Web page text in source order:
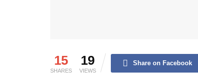
15
SHARES
19
VIEWS
Share on Facebook